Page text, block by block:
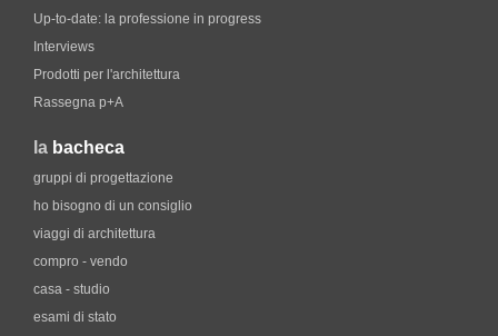
Up-to-date: la professione in progress
Interviews
Prodotti per l'architettura
Rassegna p+A
la bacheca
gruppi di progettazione
ho bisogno di un consiglio
viaggi di architettura
compro - vendo
casa - studio
esami di stato